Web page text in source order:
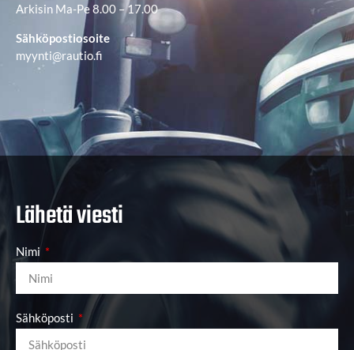
Arkisin Ma-Pe 8.00 – 17.00
Sähköpostiosoite
myynti@rautio.fi
Lähetä viesti
Nimi
Sähköposti